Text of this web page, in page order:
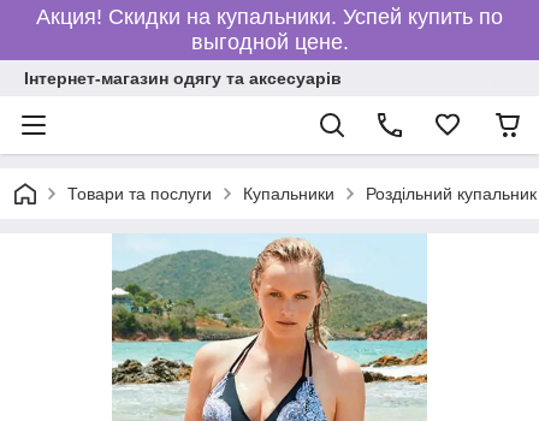
Акция! Скидки на купальники. Успей купить по
выгодной цене.
Інтернет-магазин одягу та аксесуарів
Товари та послуги Купальники Роздільний